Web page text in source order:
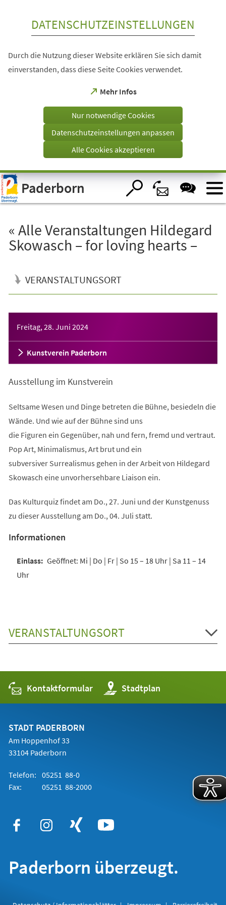
Visuelle
Assistenzsoftware
öffnen.
DATENSCHUTZEINSTELLUNGEN
Durch die Nutzung dieser Website erklären Sie sich damit
einverstanden, dass diese Seite Cookies verwendet.
Mehr Infos
(Öffnet
einem
Tab)
Nur notwendige Cookies
Datenschutzeinstellungen anpassen
Alle Cookies akzeptieren
Paderborn
« Alle Veranstaltungen Hildegard
Skowasch – for loving hearts –
VERANSTALTUNGSORT
Freitag, 28. Juni 2024
Kunstverein Paderborn
Ausstellung im Kunstverein
Seltsame Wesen und Dinge betreten die Bühne, besiedeln die
Wände. Und wie auf der Bühne sind uns
die Figuren ein Gegenüber, nah und fern, fremd und vertraut.
Pop Art, Minimalismus, Art brut und ein
subversiver Surrealismus gehen in der Arbeit von Hildegard
Skowasch eine unvorhersehbare Liaison ein.
Das Kulturquiz findet am Do., 27. Juni und der Kunstgenuss
zu dieser Ausstellung am Do., 04. Juli statt.
Informationen
Geöffnet: Mi | Do | Fr | So 15 – 18 Uhr | Sa 11 – 14
Uhr
VERANSTALTUNGSORT
Kontaktformular Stadtplan
(Öffnet
in
einem
STADT PADERBORN
Am Hoppenhof 33
33104 Paderborn
Telefon: 05251 88-0
Fax:
05251 88-2000
Paderborn überzeugt.